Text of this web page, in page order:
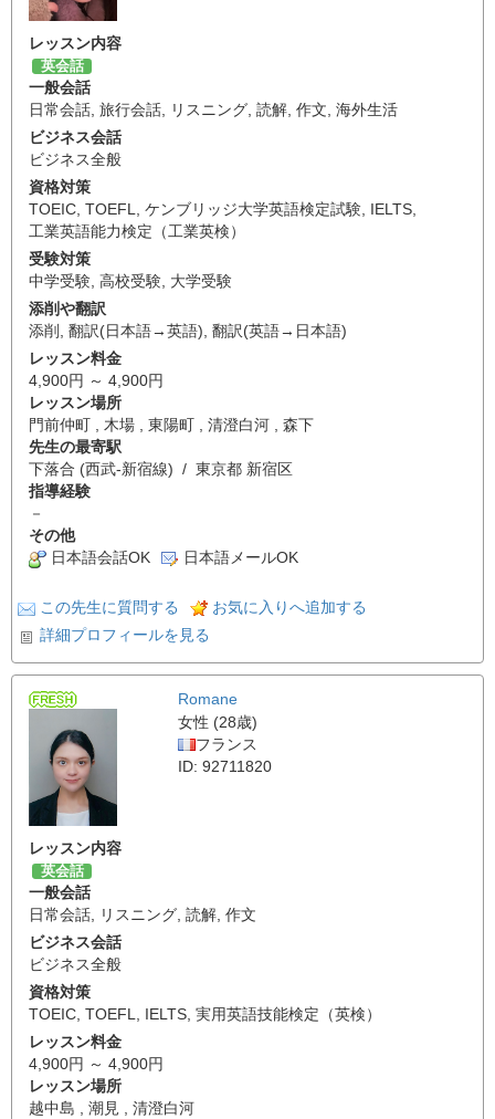
レッスン内容
英会話
一般会話
日常会話, 旅行会話, リスニング, 読解, 作文, 海外生活
ビジネス会話
ビジネス全般
資格対策
TOEIC, TOEFL, ケンブリッジ大学英語検定試験, IELTS,
工業英語能力検定（工業英検）
受験対策
中学受験, 高校受験, 大学受験
添削や翻訳
添削 , 翻訳(日本語→英語), 翻訳(英語→日本語)
レッスン料金
4,900円 ～ 4,900円
レッスン場所
門前仲町 , 木場 , 東陽町 , 清澄白河 , 森下
先生の最寄駅
下落合 (西武-新宿線) / 東京都 新宿区
指導経験
－
その他
日本語会話OK
日本語メールOK
この先生に質問する
お気に入りへ追加する
詳細プロフィールを見る
Romane
女性 (28歳)
フランス
ID: 92711820
レッスン内容
英会話
一般会話
日常会話
リスニング 読解 作文
ビジネス会話
ビジネス全般
資格対策
TOEIC TOEFL IELTS 実用英語技能検定（英検）
レッスン料金
4,900円 ～ 4,900円
レッスン場所
越中島 , 潮見 , 清澄白河